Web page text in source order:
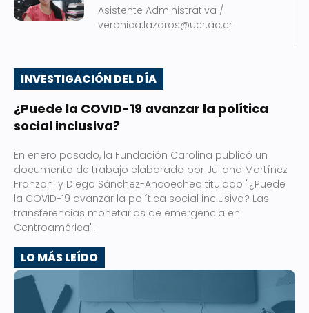
Asistente Administrativa /
veronica.lazaros@ucr.ac.cr
INVESTIGACIÓN DEL DÍA
¿Puede la COVID-19 avanzar la política
social inclusiva?
En enero pasado, la Fundación Carolina publicó un
documento de trabajo elaborado por Juliana Martínez
Franzoni y Diego Sánchez-Ancoechea titulado "¿Puede
la COVID-19 avanzar la política social inclusiva? Las
transferencias monetarias de emergencia en
Centroamérica".
LO MÁS LEÍDO